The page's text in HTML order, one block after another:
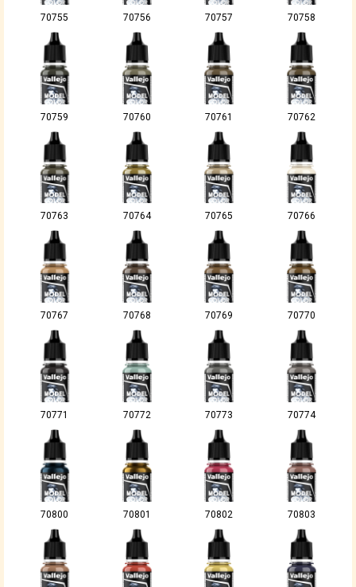
70755 70756 70757 70758
70759 70760 70761 70762
70763 70764 70765 70766
70767 70768 70769 70770
70771 70772 70773 70774
70800 70801 70802 70803